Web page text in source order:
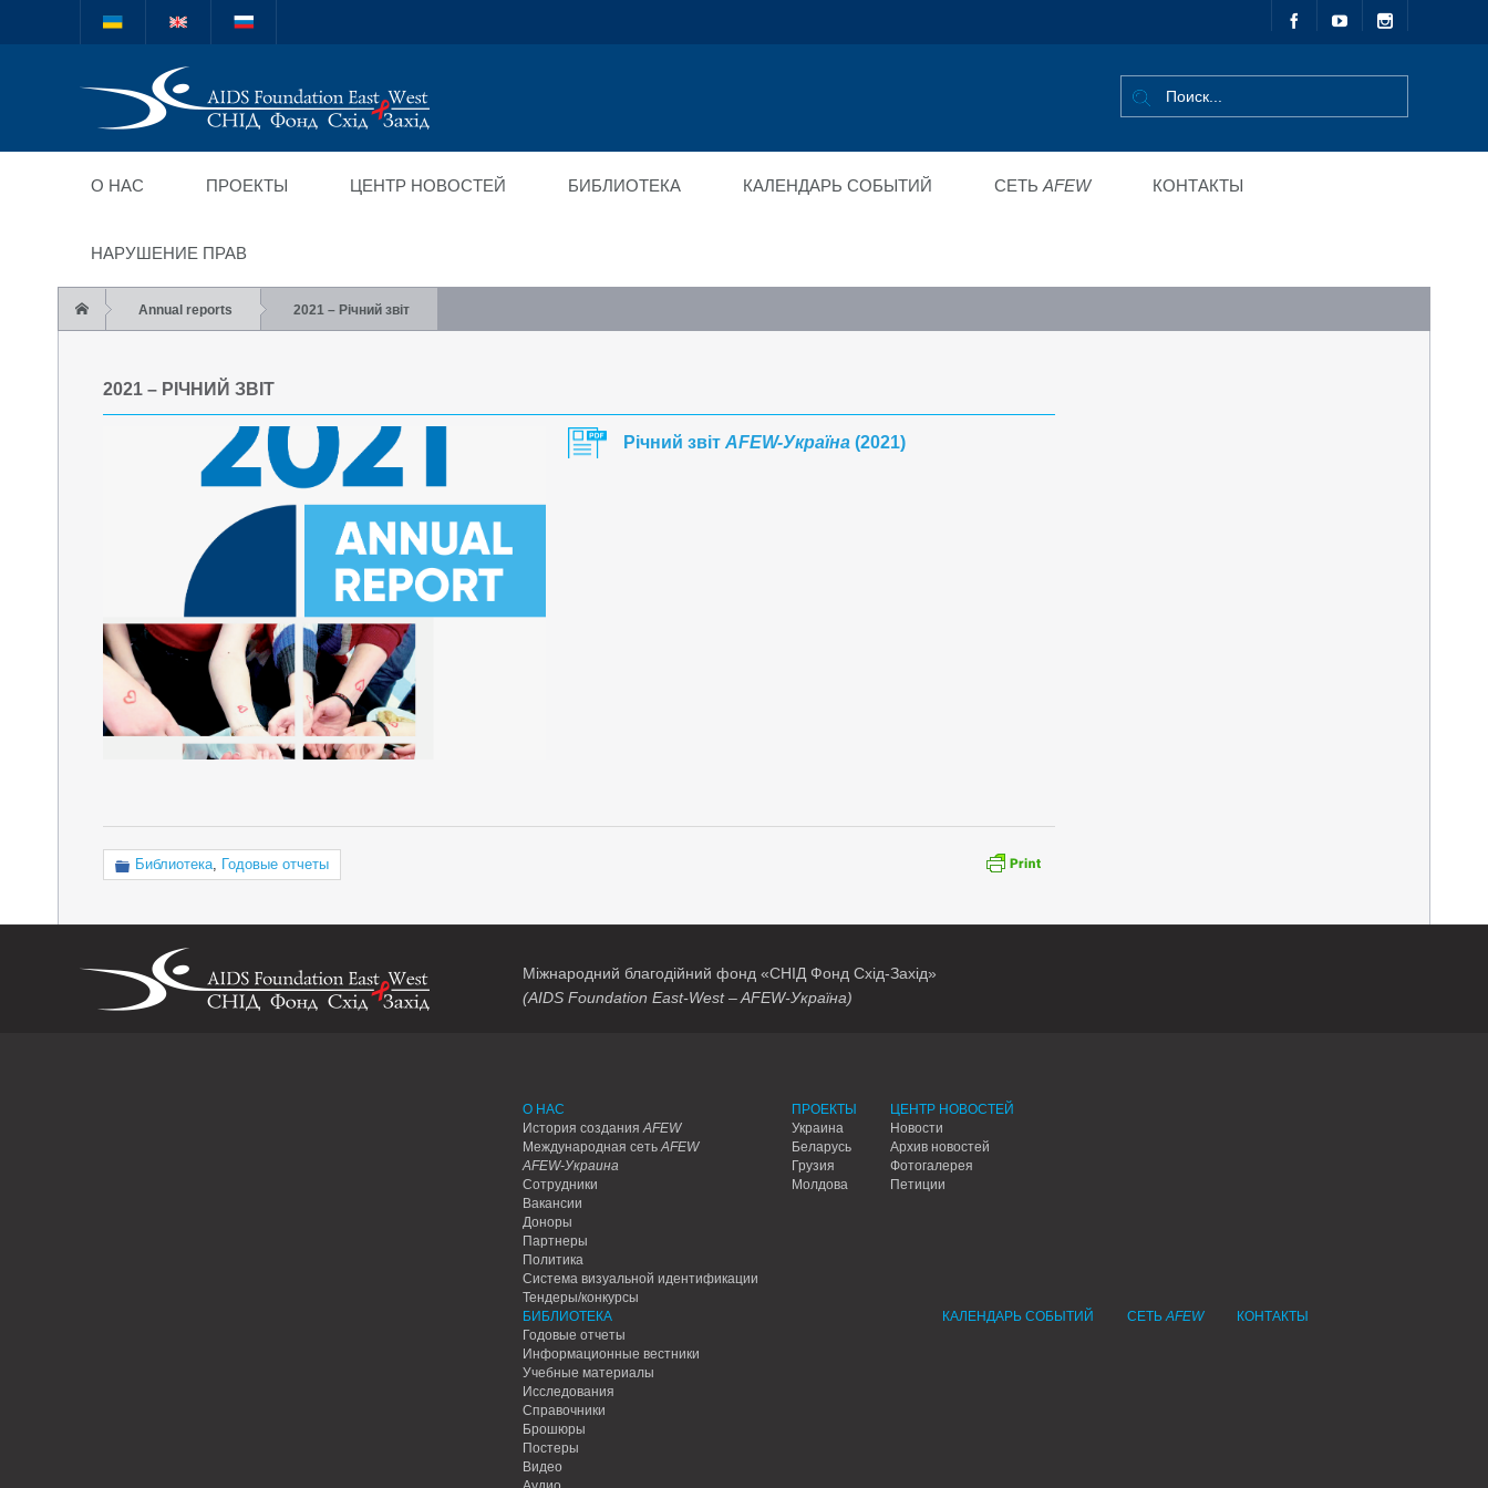
Міжнародний благодійний фонд
"СНІД Фонд Схід-Захід"
О НАС ПРОЕКТЫ ЦЕНТР НОВОСТЕЙ БИБЛИОТЕКА КАЛЕНДАРЬ СОБЫТИЙ СЕТЬ AFEW КОНТАКТЫ
НАРУШЕНИЕ ПРАВ
Annual reports 2021 – Річний звіт
2021 – РІЧНИЙ ЗВІТ
Річний звіт AFEW-Україна (2021)
Библиотека, Годовые отчеты
Міжнародний благодійний фонд «СНІД Фонд Схід-Захід»
(AIDS Foundation East-West – AFEW-Україна)
О НАС
История созданияAFEW
Международная сетьAFEW
AFEW-Украина
Сотрудники
Вакансии
Доноры
Партнеры
Политика
Система визуальной идентификации
Тендеры/конкурсы
ПРОЕКТЫ
Украина
Беларусь
Грузия
Молдова
ЦЕНТР НОВОСТЕЙ
Новости
Архив новостей
Фотогалерея
Петиции
БИБЛИОТЕКА
Годовые отчеты
Информационные вестники
Учебные материалы
Исследования
Справочники
Брошюры
Постеры
Видео
КАЛЕНДАРЬ СОБЫТИЙ СЕТЬAFEW КОНТАКТЫ